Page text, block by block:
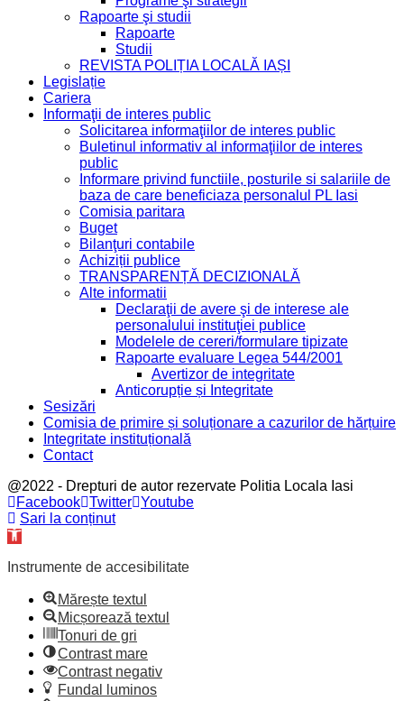
Rapoarte şi studii
Rapoarte
Studii
REVISTA POLIȚIA LOCALĂ IAȘI
Legislație
Cariera
Informaţii de interes public
Solicitarea informaţiilor de interes public
Buletinul informativ al informaţiilor de interes
public
Informare privind functiile, posturile si salariile de
baza de care beneficiaza personalul PL Iasi
Comisia paritara
Buget
Bilanţuri contabile
Achiziții publice
TRANSPARENȚĂ DECIZIONALĂ
Alte informatii
Declaraţii de avere şi de interese ale
personalului instituţiei publice
Modelele de cereri/formulare tipizate
Rapoarte evaluare Legea 544/2001
Avertizor de integritate
Anticorupție și Integritate
Sesizări
Comisia de primire și soluționare a cazurilor de hărțuire
Integritate instituțională
Contact
@2022 - Drepturi de autor rezervate Politia Locala Iasi
Facebook Twitter Youtube
Sari la conținut
Deschide
de
Instrumente de accesibilitate
Mărește textul
Micșorează textul
Tonuri de gri
Contrast mare
Contrast negativ
Fundal luminos